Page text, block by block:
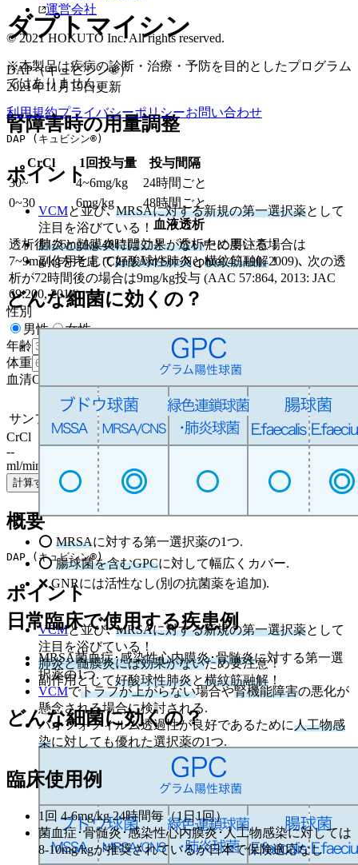
運営会社
© 2021 HOKUTO Inc. All rights reserved.
※本製品は疾病の診断・治療・予防を目的としたプログラム
ではありません。
利用規約プライバシーポリシーお問い合わせ
DAP (キュビシン®)
ポイント
VCMと並び､MRSAに対する新規の第一選択薬として
注目を浴びている！
肺炎と髄膜炎には効果がないため要注意！
副作用として好酸球性肺炎と横紋筋融解！
どんな細菌に効くの？
⭕ MRSAに対する第一選択薬の1つ.
⭕腸球菌を含むGPCに対して幅広くカバー.
❌ GNRには活性なし(別の抗菌薬を追加).
日常臨床で使用する疾患例
MRSA菌血症･感染性心内膜炎･骨髄炎に対する第一選
択薬の1つ.
VCMでトラフが上がらない場合や腎機能障害の悪化が
懸念される場合に検討される.
バオフォフィルム透過性が良好であるために人工物感
染に対しても優れた選択薬の1つ.
臨床使用例
1回 4-6mg/kg 24時間毎（1日1回）
菌血症･骨髄炎･感染性心内膜炎･人工物感染に対しては
8-10mg/kgが推奨されているが日本で保険適応なし
ダプトマイシン
DAP（キュビシン®）
2021年11月19日更新
腎障害時の用量調整
CrCl 1回投与量
投与間隔
30~ 4~6mg/kg
24時間ごと
0~30 6mg/kg
48時間ごと
血液透析
透析後に6mg/kg 48時間ごと、透析中に用いる場合は
7~9mg/kgを考慮 (Clin J Am Soc Nephrol 4:1190, 2009)､ 次の透
析が72時間後の場合は9mg/kg投与 (AAC 57:864, 2013: JAC
69:200, 2014)
性別
男性
女性
年齢
歳
体重
kg
血清Cr
mg/dL
出典と注意点
サンフォード感染症治療ガイド2020
CrCl
--
ml/min
計算する
概要
DAP (キュビシン®)
ポイント
VCMと並び､MRSAに対する新規の第一選択薬として
注目を浴びている！
肺炎と髄膜炎には効果がないため要注意！
副作用として好酸球性肺炎と横紋筋融解 ！
どんな細菌に効くの？